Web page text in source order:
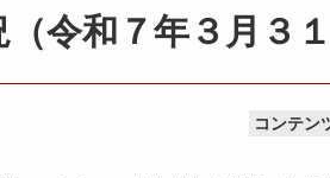
令和７年３月３１
コンテン